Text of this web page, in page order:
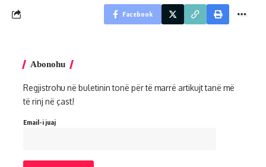
Facebook
Abonohu
Regjistrohu në buletinin tonë për të marrë artikujt tanë më
të rinj në çast!
Email-i juaj